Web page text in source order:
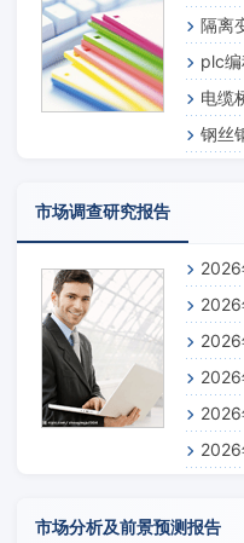
隔离
plc
电缆
钢丝
市场调查研究报告
2026
2026
2026
2026
2026
2026
市场分析及前景预测报告